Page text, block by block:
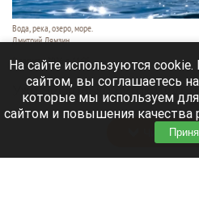
Вода, река, озеро, море.
Дмитрий Лямзин
9 августа 2026 в 11:05
Уже несколько суток идут
восьмилетним ребенком.
Читать
На сайте используются
сайтом, вы соглашаетесь
которые мы используем
сайтом и повышения качества